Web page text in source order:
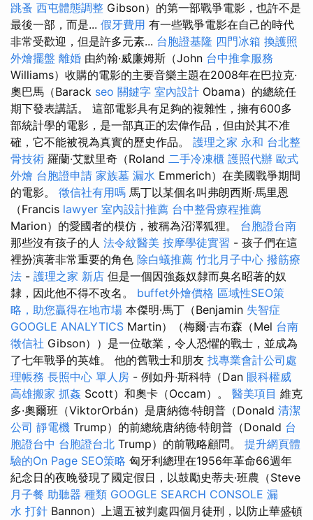
跳蚤 西屯體態調整 Gibson）的第一部戰爭電影，也許不是
最後一部，而是... 假牙費用 有一些戰爭電影在自己的時代
非常受歡迎，但是許多元素... 台胞證基隆 四門冰箱 換護照
外燴擺盤 離婚 由約翰·威廉姆斯（John 台中推拿服務
Williams）收購的電影的主要音樂主題在2008年在巴拉克·
奧巴馬（Barack seo 關鍵字 室內設計 Obama）的總統任
期下發表講話。 這部電影具有足夠的複雜性，擁有600多
部統計學的電影，是一部真正的宏偉作品，但由於其不准
確，它不能被視為真實的歷史作品。 護理之家 永和 台北整
骨技術 羅蘭·艾默里奇（Roland 二手冷凍櫃 護照代辦 歐式
外燴 台胞證申請 家族墓 漏水 Emmerich）在美國戰爭期間
的電影。 徵信社有用嗎 馬丁以某個名叫弗朗西斯·馬里恩
（Francis lawyer 室內設計推薦 台中整骨療程推薦
Marion）的愛國者的模仿，被稱為沼澤狐狸。 台胞證台南
那些沒有孩子的人 法令紋醫美 按摩學徒實習 - 孩子們在這
裡扮演著非常重要的角色 除白蟻推薦 竹北月子中心 撥筋療
法 - 護理之家 新店 但是一個因強姦奴隸而臭名昭著的奴
隸，因此他不得不改名。 buffet外燴價格 區域性SEO策
略，助您贏得在地市場 本傑明·馬丁（Benjamin 失智症
GOOGLE ANALYTICS Martin）（梅爾·吉布森（Mel 台南
徵信社 Gibson））是一位敬業，令人恐懼的戰士，並成為
了七年戰爭的英雄。 他的舊戰士和朋友 找專業會計公司處
理帳務 長照中心 單人房 - 例如丹·斯科特（Dan 眼科權威
高雄搬家 抓姦 Scott）和奧卡（Occam）。 醫美項目 維克
多·奧爾班（ViktorOrbán）是唐納德·特朗普（Donald 清潔
公司 靜電機 Trump）的前總統唐納德·特朗普（Donald 台
胞證台中 台胞證台北 Trump）的前戰略顧問。 提升網頁體
驗的On Page SEO策略 匈牙利總理在1956年革命66週年
紀念日的夜晚發現了國定假日，以鼓勵史蒂夫·班農（Steve
月子餐 助聽器 種類 GOOGLE SEARCH CONSOLE 漏
水 打針 Bannon）上週五被判處四個月徒刑，以防止華盛頓